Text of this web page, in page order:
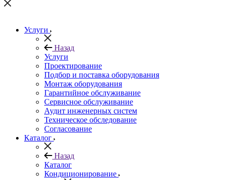
Услуги
Назад
Услуги
Проектирование
Подбор и поставка оборудования
Монтаж оборудования
Гарантийное обслуживание
Сервисное обслуживание
Аудит инженерных систем
Техническое обследование
Согласование
Каталог
Назад
Каталог
Кондиционирование